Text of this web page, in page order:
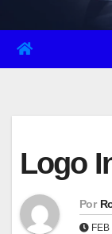
Logo
Por